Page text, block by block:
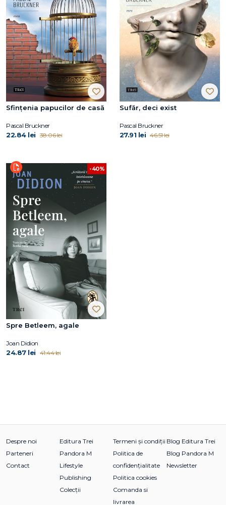
Sfințenia papucilor de casă
Pascal Bruckner
22.84 lei 38.06 lei
Sufăr, deci exist
Pascal Bruckner
27.91 lei 46.51 lei
-40%
Spre Betleem, agale
Joan Didion
24.87 lei 41.44 lei
Despre noi
Parteneri
Contact
Editura Trei
Pandora M
Lifestyle
Publishing
Colecții
Termeni și condiții
Politica de
confidențialitate
Politica cookies
Comanda si
livrarea
Blog Editura Trei
Blog Pandora M
Newsletter